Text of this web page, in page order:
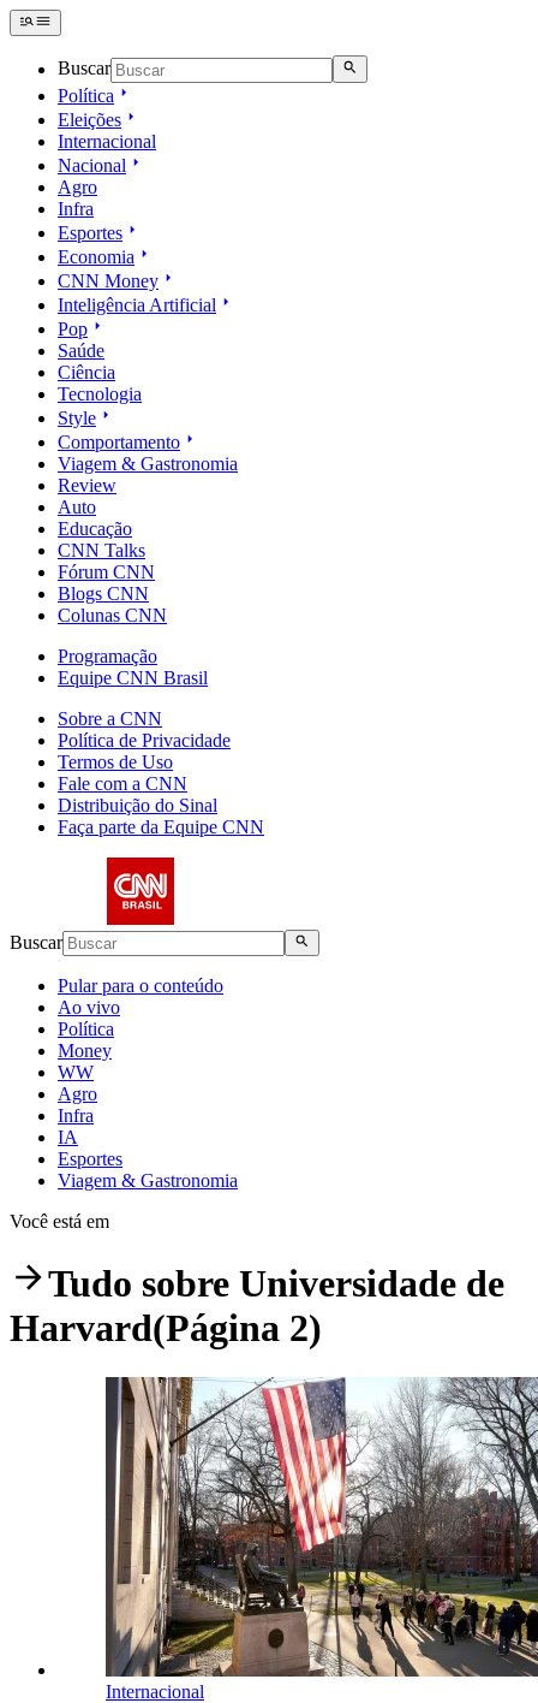
Buscar
Política
Eleições
Internacional
Nacional
Agro
Infra
Esportes
Economia
CNN Money
Inteligência Artificial
Pop
Saúde
Ciência
Tecnologia
Style
Comportamento
Viagem & Gastronomia
Review
Auto
Educação
CNN Talks
Fórum CNN
Blogs CNN
Colunas CNN
Programação
Equipe CNN Brasil
Sobre a CNN
Política de Privacidade
Termos de Uso
Fale com a CNN
Distribuição do Sinal
Faça parte da Equipe CNN
Buscar
Pular para o conteúdo
Ao vivo
Política
Money
WW
Agro
Infra
IA
Esportes
Viagem & Gastronomia
Você está em
Tudo sobre Universidade de
Harvard(Página 2)
Internacional